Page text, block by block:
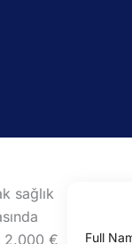
sağlık
2.000 €
Full